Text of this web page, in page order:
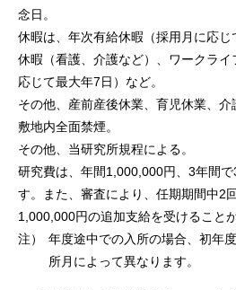
念日。
休暇は、年次有給休暇（採用月に応
休暇（看護、介護など）、ワークラ
応じて最大年7日）など。
その他、産前産後休業、育児休業、介
敷地内全面禁煙。
その他、当研究所規程による。
研究費は、年間1,000,000円、3年間
す。また、審査により、任期期間中2
1,000,000円の追加支給を受けること
注）
年度途中での入所の場合、初年
所月によって異なります。